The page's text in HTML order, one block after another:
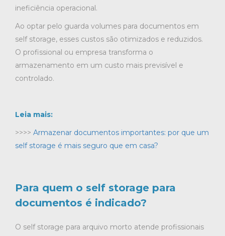
ineficiência operacional.
Ao optar pelo guarda volumes para documentos em
self storage, esses custos são otimizados e reduzidos.
O profissional ou empresa transforma o
armazenamento em um custo mais previsível e
controlado.
Leia mais:
>>>> Armazenar documentos importantes: por que um
self storage é mais seguro que em casa?
Para quem o self storage para
documentos é indicado?
O self storage para arquivo morto atende profissionais